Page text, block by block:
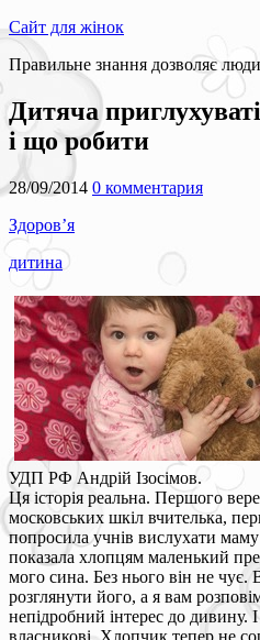
Сайт для жінок
Правильне знання дозволяє
Дитяча
і що робити
28/09/2014 0 комментария
Здоров’я
дитина
УДП РФ Андрій Ізосімов.
Ця історія реальна. Першого
московських шкіл вчителька,
попросила учнів вислухати
показала хлопцям маленький
мого сина. Без нього він не чує.
розглянути його, а я вам
непідробний інтерес до дивину. І
власникові. Хлопчик тепер не